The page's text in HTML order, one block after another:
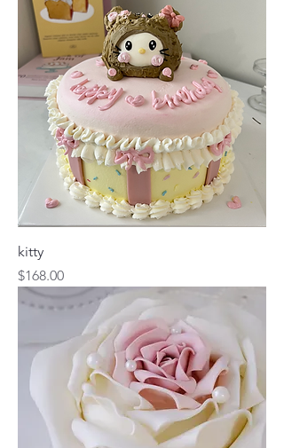
kitty
價格
$168.00